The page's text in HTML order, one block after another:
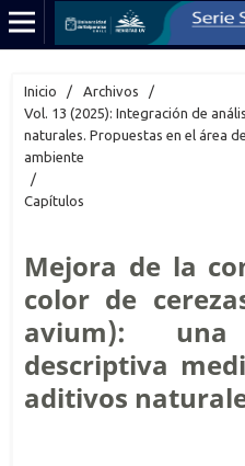
Inicio / Archivos
/
Vol. 13 (2025): Integración de
naturales. Propuestas en el área
ambiente
/
Capítulos
Mejora de la
color de
avium): una
descriptiva
aditivos